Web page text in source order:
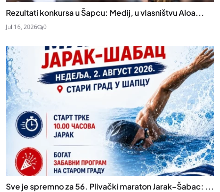
Rezultati konkursa u Šapcu: Medij, u vlasništvu Aloa...
Jul 16, 2026 0
Sve je spremno za 56. Plivački maraton Jarak–Šabac: ...